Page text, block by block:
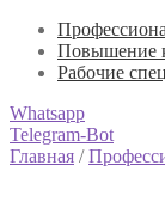
Повышение
Рабочие
Whatsapp
Telegram-Bot
Главная /